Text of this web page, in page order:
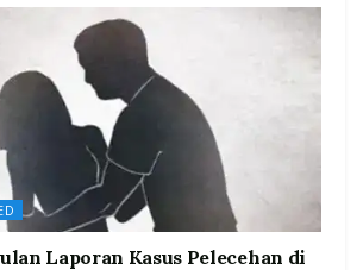
Laporan Kasus Pelecehan di